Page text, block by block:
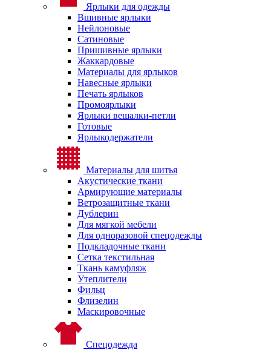
Ярлыки для одежды
Вшивные ярлыки
Нейлоновые
Сатиновые
Пришивные ярлыки
Жаккардовые
Материалы для ярлыков
Навесные ярлыки
Печать ярлыков
Промоярлыки
Ярлыки вешалки-петли
Готовые
Ярлыкодержатели
Материалы для шитья
Акустические ткани
Армирующие материалы
Ветрозащитные ткани
Дублерин
Для мягкой мебели
Для одноразовой спецодежды
Подкладочные ткани
Сетка текстильная
Ткань камуфляж
Утеплители
Фильц
Флизелин
Маскировочные
Спецодежда